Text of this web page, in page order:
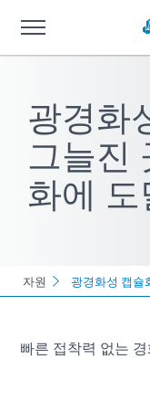
광경화
그늘진
화에
자원 광경화성 캡슐
빠른 접착력 없는